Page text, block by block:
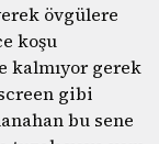
övgülere
koşu
kalmıyor gerek
gibi
bu sene